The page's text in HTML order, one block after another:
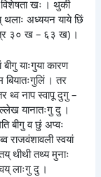
खः । थुकी
थलाः अध्ययन याये छिं
३० ख – ६३ ख) ।
याःगुया कारण
। तर
थ्व नाप स्वापू दुगु –
यानातःगु दु ।
बीगु व छुं अप्वः
राजवंशावली स्वयां
थीथी तथ्य मुनाः
लाःगु दु ।